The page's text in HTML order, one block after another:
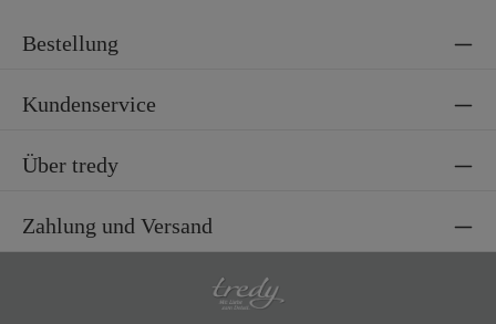
Bestellung
Kundenservice
Über tredy
Zahlung und Versand